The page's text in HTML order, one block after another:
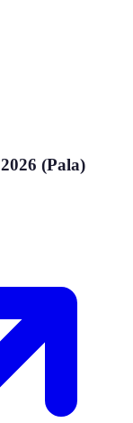
(Pala)